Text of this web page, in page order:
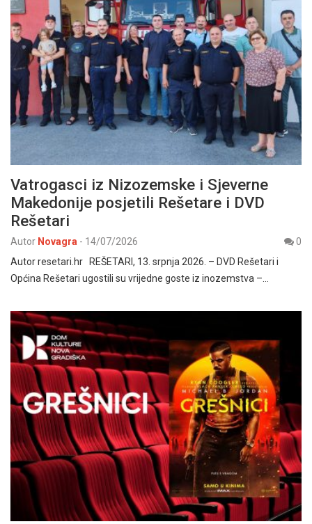
Vatrogasci iz Nizozemske i Sjeverne
Makedonije posjetili Rešetare i DVD
Rešetari
Autor Novagra - 14/07/2026
0
Autor resetari.hr REŠETARI, 13. srpnja 2026. – DVD Rešetari i
Općina Rešetari ugostili su vrijedne goste iz inozemstva –…